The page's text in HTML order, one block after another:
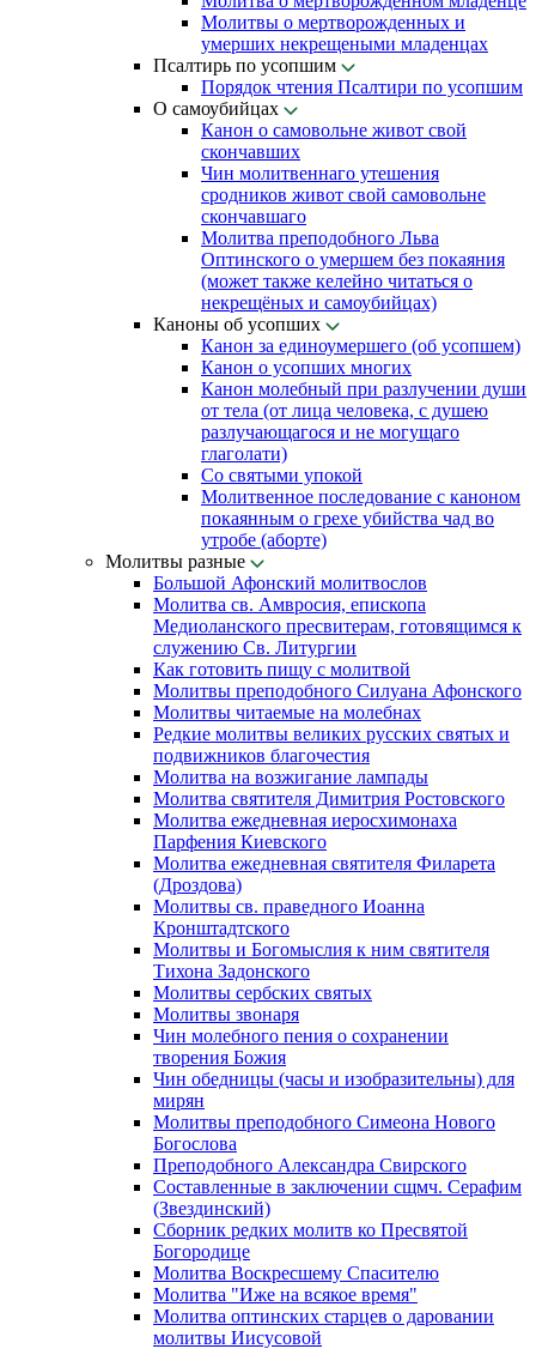
Молитвы о мертворожденных и
умерших некрещеными младенцах
Псалтирь по усопшим
Порядок чтения Псалтири по усопшим
О самоубийцах
Канон о самовольне живот свой
скончавших
Чин молитвеннаго утешения
сродников живот свой самовольне
скончавшаго
Молитва преподобного Льва
Оптинского о умершем без покаяния
(может также келейно читаться о
некрещёных и самоубийцах)
Каноны об усопших
Канон за единоумершего (об усопшем)
Канон о усопших многих
Канон молебный при разлучении души
от тела (от лица человека, с душею
разлучающагося и не могущаго
глаголати)
Со святыми упокой
Молитвенное последование с каноном
покаянным о грехе убийства чад во
утробе (аборте)
Молитвы разные
Большой Афонский молитвослов
Молитва св. Амвросия, епископа
Медиоланского пресвитерам, готовящимся к
служению Св. Литургии
Как готовить пищу с молитвой
Молитвы преподобного Силуана Афонского
Молитвы читаемые на молебнах
Редкие молитвы великих русских святых и
подвижников благочестия
Молитва на возжигание лампады
Молитва святителя Димитрия Ростовского
Молитва ежедневная иеросхимонаха
Парфения Киевского
Молитва ежедневная святителя Филарета
(Дроздова)
Молитвы св. праведного Иоанна
Кронштадтского
Молитвы и Богомыслия к ним святителя
Тихона Задонского
Молитвы сербских святых
Молитвы звонаря
Чин молебного пения о сохранении
творения Божия
Чин обедницы (часы и изобразительны) для
мирян
Молитвы преподобного Симеона Нового
Богослова
Преподобного Александра Свирского
Составленные в заключении сщмч. Серафим
(Звездинский)
Сборник редких молитв ко Пресвятой
Богородице
Молитва Воскресшему Спасителю
Молитва "Иже на всякое время"
Молитва оптинских старцев о даровании
молитвы Иисусовой